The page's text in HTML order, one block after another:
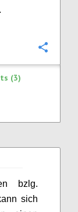
(3)
bzlg.
sich